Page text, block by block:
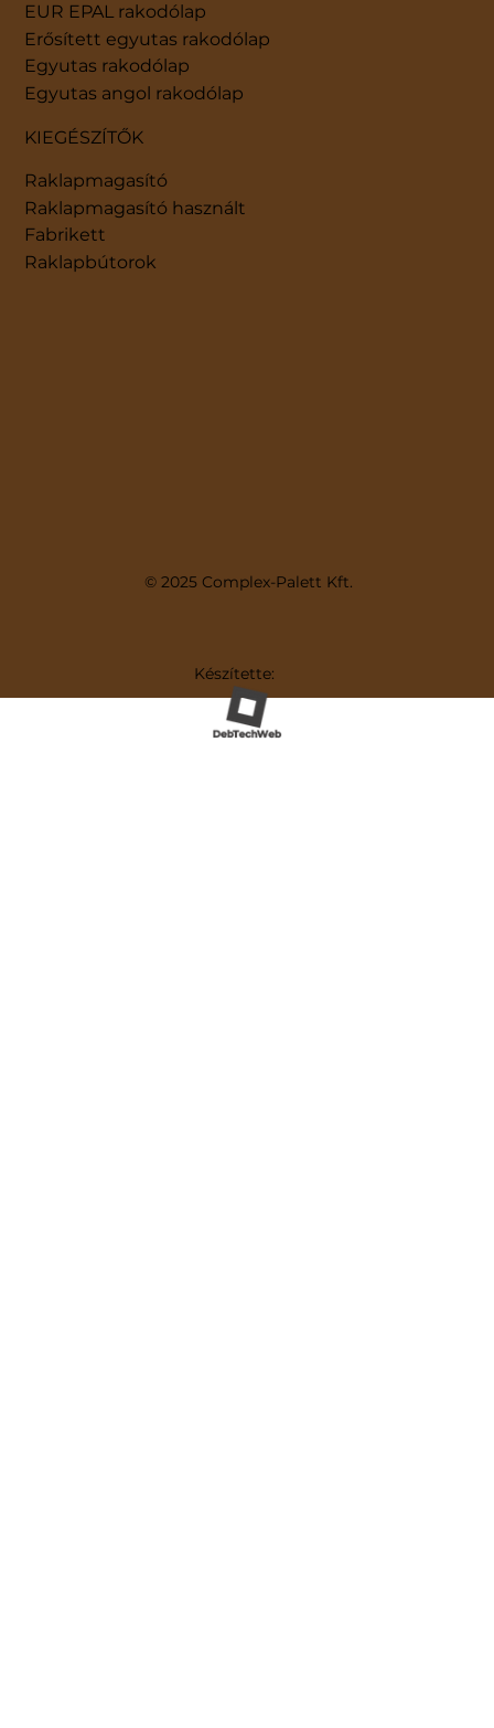
EUR EPAL rakodólap
Erősített egyutas rakodólap
Egyutas rakodólap
Egyutas angol rakodólap
KIEGÉSZÍTŐK
Raklapmagasító
Raklapmagasító használt
Fabrikett
Raklapbútorok
© 2025 Complex-Palett Kft.
Készítette: